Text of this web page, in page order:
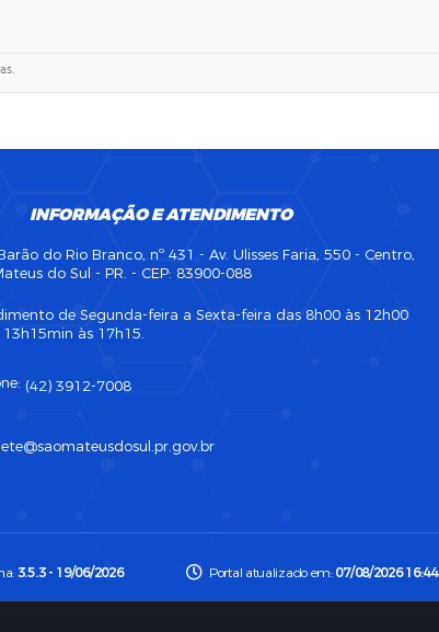
INFORMAÇÃO E ATENDIMENTO
do Rio Branco, nº 431 - Av. Ulisses Faria, 550 - Centro,
do Sul - PR. - CEP: 83900-088
de Segunda-feira a Sexta-feira das 8h00 às 12h00
13h15min às 17h15.
(42) 3912-7008
3.5.3 - 19/06/2026 Portal atualizado em:07/08/2026 16:44